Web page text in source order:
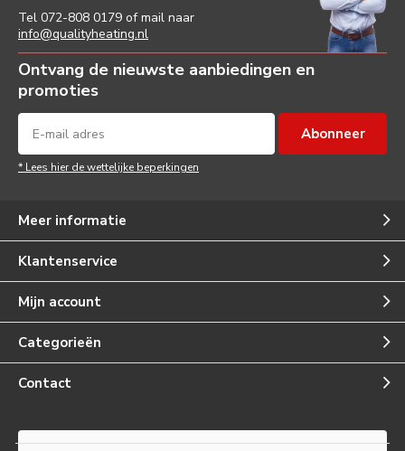
Tel 072-808 0179 of mail naar
info@qualityheating.nl
Ontvang de nieuwste aanbiedingen en
promoties
Abonneer
* Lees hier de wettelijke beperkingen
Meer informatie
Klantenservice
Mijn account
Categorieën
Contact